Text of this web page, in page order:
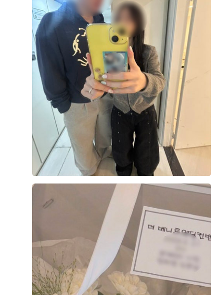
우선 웨딩홀에 방문하자마자 분위기부터 마음에 들었습니
다. 단독홀이라 복잡하지 않고, 별도로 VIP 라운지가 마련
되어 있어 어르신들께서 편하게 쉴 수 있는 공간이 있다는
점이 특히 좋았습니다. 홀 내부 역시 꽃장식이 아름답고,
홀 중앙에 이벤트를 진행할 수 있는 공간이 있어 더욱 마음
만, 이곳이 가장 만족스러워 최종적으로 계약하게 되었습
니다.
더 보기
후기가 도움이 되었나요?
하쁘 본식후기
2026-03-09 182명 읽음 + 블로그